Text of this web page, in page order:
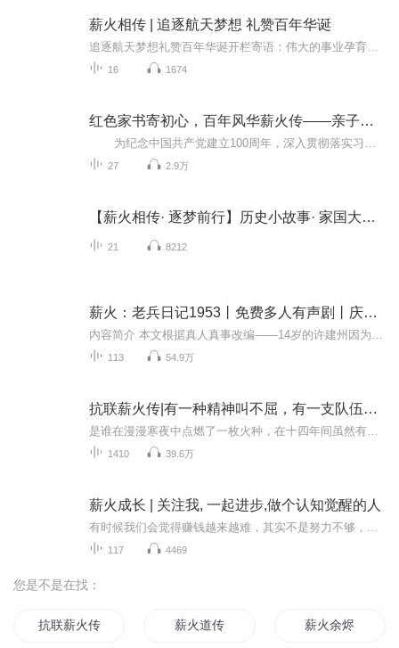
薪火相传 | 追逐航天梦想 礼赞百年华诞
16 1674
红色家书寄初心，百年风华薪火传——亲子诵读活动
27 2.9万
【薪火相传· 逐梦前行】历史小故事· 家国大情怀
21 8212
薪火：老兵日记1953丨免费多人有声剧丨庆祝建党百年华诞
113 54.9万
抗联薪火传|有一种精神叫不屈，有一支队伍叫抗联|多人有声剧
1410 39.6万
薪火成长 | 关注我, 一起进步,做个认知觉醒的人
117 4469
您是不是在找：
抗联薪火传 薪火道传 薪火余烬